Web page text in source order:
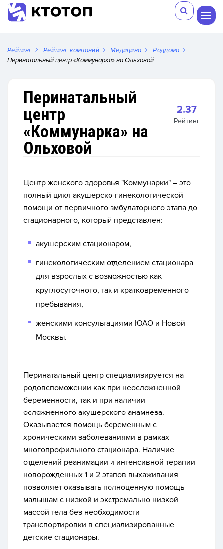
Рейтинг Рейтинг компаний Медицина
Роддома
Перинатальный центр «Коммунарка» на Ольховой
Перинатальный
центр
«Коммунарка» на
Ольховой
2.37
Рейтинг
Центр женского здоровья "Коммунарки" – это
полный цикл акушерско-гинекологической
помощи от первичного амбулаторного этапа до
стационарного, который представлен:
акушерским стационаром,
гинекологическим отделением стационара
для взрослых с возможностью как
круглосуточного, так и кратковременного
пребывания,
женскими консультациями ЮАО и Новой
Москвы.
Перинатальный центр специализируется на
родовспоможении как при неосложненной
беременности, так и при наличии
осложненного акушерского анамнеза.
Оказывается помощь беременным с
хроническими заболеваниями в рамках
многопрофильного стационара. Наличие
отделений реанимации и интенсивной терапии
новорожденных 1 и 2 этапов выхаживания
позволяет оказывать полноценную помощь
малышам с низкой и экстремально низкой
массой тела без необходимости
транспортировки в специализированные
детские стационары.